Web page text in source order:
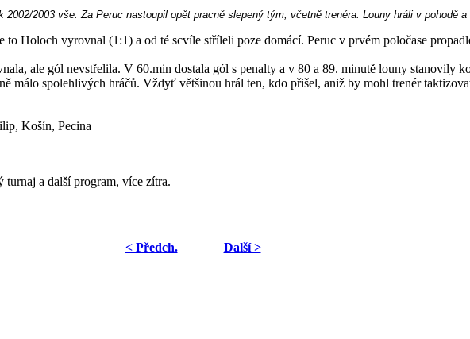
2003 vše. Za Peruc nastoupil opět pracně slepený tým, včetně trenéra. Louny hráli v pohodě
Holoch vyrovnal (1:1) a od té scvíle stříleli poze domácí. Peruc v prvém poločase
ale gól nevstřelila. V 60.min dostala gól s penalty a v 80 a 89. minutě louny stanovily
málo spolehlivých hráčů. Vždyť většinou hrál ten, kdo přišel, aniž by mohl trenér
Košín, Pecina
a další program, více zítra.
< Předch.
Další >